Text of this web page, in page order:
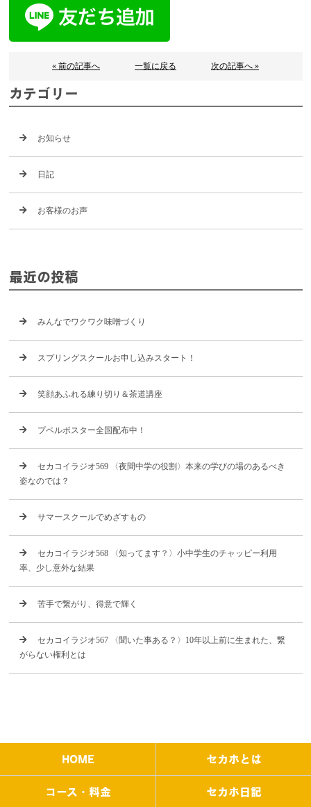
« 前の記事へ 一覧に戻る 次の記事へ »
カテゴリー
お知らせ
日記
お客様のお声
最近の投稿
みんなでワクワク味噌づくり
スプリングスクールお申し込みスタート！
笑顔あふれる練り切り＆茶道講座
プペルポスター全国配布中！
セカコイラジオ569 〈夜間中学の役割〉本来の学びの場のあるべき
姿なのでは？
サマースクールでめざすもの
セカコイラジオ568 〈知ってます？〉小中学生のチャッピー利用
率、少し意外な結果
苦手で繋がり、得意で輝く
セカコイラジオ567 〈聞いた事ある？〉10年以上前に生まれた、繋
がらない権利とは
HOME セカホとは
コース・料金 セカホ日記